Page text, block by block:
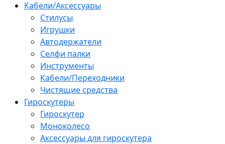
Кабели/Аксессуары
Стилусы
Игрушки
Автодержатели
Селфи палки
Инструменты
Кабели/Переходники
Чистящие средства
Гироскутеры
Гироскутер
Моноколесо
Аксессуары для гироскутера